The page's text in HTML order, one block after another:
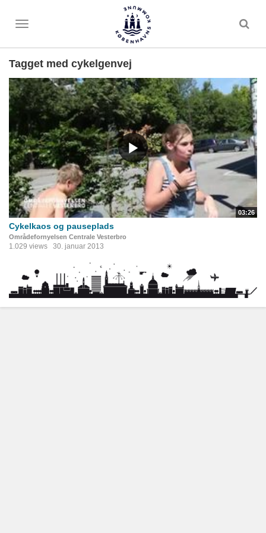
Toggle
Tagget med cykelgenvej
03:26
Cykelkaos og pauseplads
Områdefornyelsen Centrale Vesterbro
1.029 views 30. januar 2013